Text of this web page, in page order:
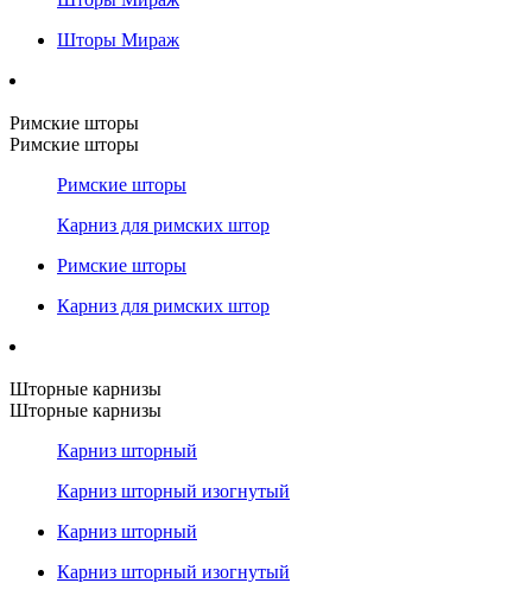
Шторы Мираж
Римские шторы
Римские шторы
Римские шторы
Карниз для римских штор
Римские шторы
Карниз для римских штор
Шторные карнизы
Шторные карнизы
Карниз шторный
Карниз шторный изогнутый
Карниз шторный
Карниз шторный изогнутый